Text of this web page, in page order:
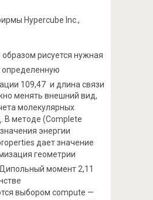
Hypercube Inc.,
рисуется нужная
определенную
109,47 и длина связи
менять внешний вид,
молекулярных
В методе (Сomplete
энергии
дает значение
геометрии
. Дипольный момент 2,11
выбором compute —